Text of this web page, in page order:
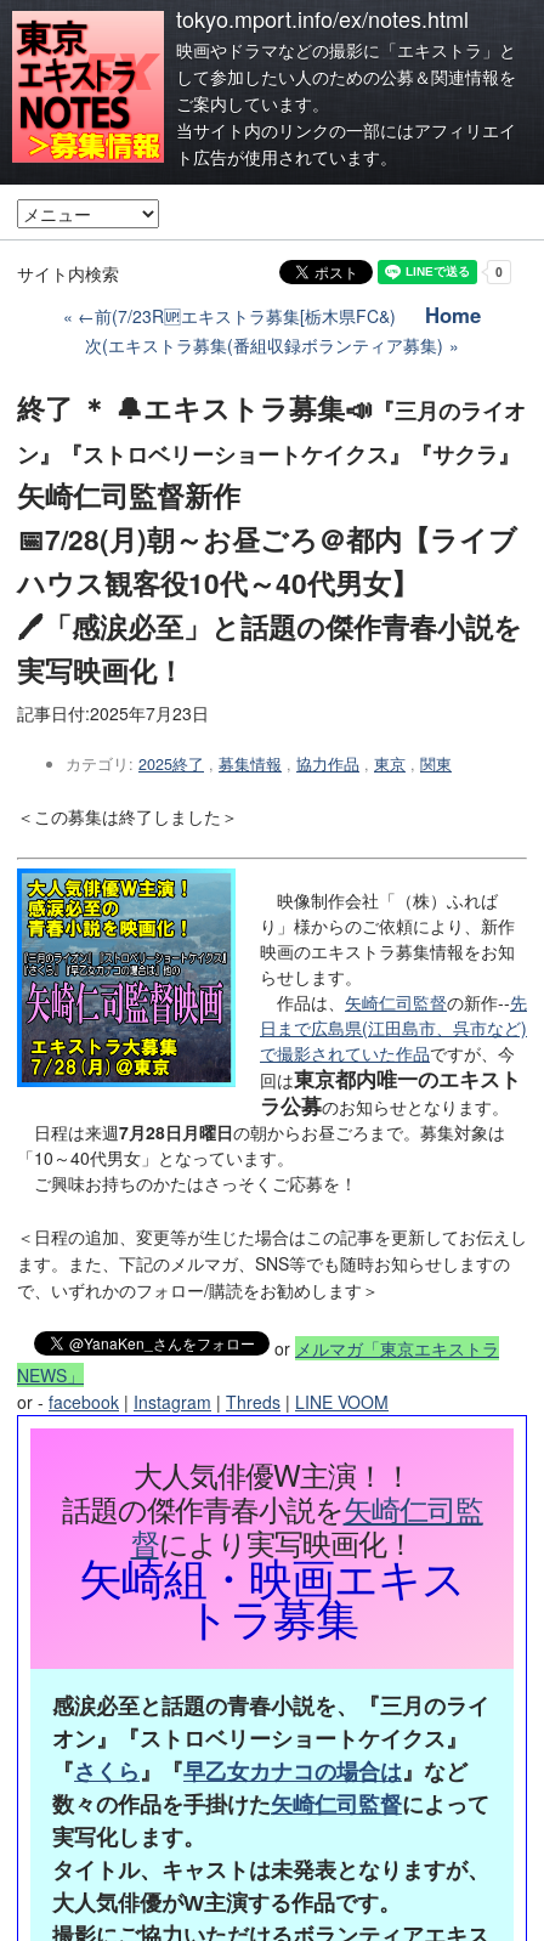
tokyo.mport.info/ex/notes.html
映画やドラマなどの撮影に「エキストラ」と
して参加したい人のための公募＆関連情報を
ご案内しています。
当サイト内のリンクの一部にはアフィリエイ
ト広告が使用されています。
サイト内検索
←前(7/23R🆙エキストラ募集[栃木県FC&)
Home
次(エキストラ募集(番組収録ボランティア募集)
終了 ＊ 🔔エキストラ募集📣 『三月のライオ
ン』『ストロベリーショートケイクス』『サクラ』
矢崎仁司監督新作
📅7/28(月)朝～お昼ごろ＠都内【ライブ
ハウス観客役10代～40代男女】
🖊「感涙必至」と話題の傑作青春小説を
実写映画化！
記事日付:2025年7月23日
カテゴリ: 2025終了 , 募集情報 , 協力作品 , 東京 , 関東
＜この募集は終了しました＞
映像制作会社「（株）ふれば
り」様からのご依頼により、新作
映画のエキストラ募集情報をお知
らせします。
作品は、 矢崎仁司監督の新作--先
日まで広島県(江田島市、呉市など)
で撮影されていた作品ですが、今
回は東京都内唯一のエキスト
ラ公募のお知らせとなります。
日程は来週7月28日月曜日の朝からお昼ごろまで。募集対象は
「10～40代男女」となっています。
ご興味お持ちのかたはさっそくご応募を！
＜日程の追加、変更等が生じた場合はこの記事を更新してお伝えし
ます。また、下記のメルマガ、SNS等でも随時お知らせしますの
で、いずれかのフォロー/購読をお勧めします＞
or メルマガ「東京エキストラ
NEWS」
or - facebook | Instagram | Threds | LINE VOOM
大人気俳優W主演！！
話題の傑作青春小説を矢崎仁司監
督により実写映画化！
矢崎組・映画エキス
トラ募集
感涙必至と話題の青春小説を、『三月のライ
オン』『ストロベリーショートケイクス』
『さくら 』『早乙女カナコの場合は』など
数々の作品を手掛けた矢崎仁司監督によって
実写化します。
タイトル、キャストは未発表となりますが、
大人気俳優がW主演する作品です。
撮影にご協力いただけるボランティアエキス